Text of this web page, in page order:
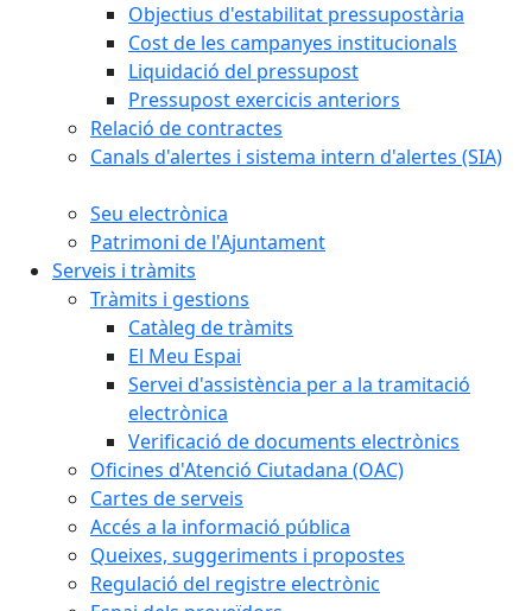
Objectius d'estabilitat pressupostària
Cost de les campanyes institucionals
Liquidació del pressupost
Pressupost exercicis anteriors
Relació de contractes
Canals d'alertes i sistema intern d'alertes (SIA)
Seu electrònica
Patrimoni de l'Ajuntament
Serveis i tràmits
Tràmits i gestions
Catàleg de tràmits
El Meu Espai
Servei d'assistència per a la tramitació
electrònica
Verificació de documents electrònics
Oficines d'Atenció Ciutadana (OAC)
Cartes de serveis
Accés a la informació pública
Queixes, suggeriments i propostes
Regulació del registre electrònic